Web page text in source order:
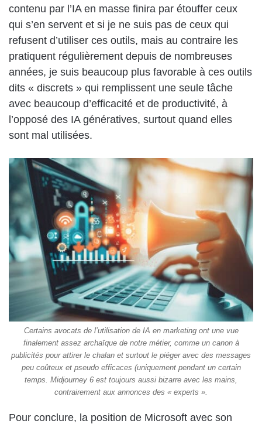
contenu par l’IA en masse finira par étouffer ceux
qui s’en servent et si je ne suis pas de ceux qui
refusent d’utiliser ces outils, mais au contraire les
pratiquent régulièrement depuis de nombreuses
années, je suis beaucoup plus favorable à ces outils
dits « discrets » qui remplissent une seule tâche
avec beaucoup d’efficacité et de productivité, à
l’opposé des IA génératives, surtout quand elles
sont mal utilisées.
Certains avocats de l’utilisation de IA en marketing ont une vue
finalement assez archaïque de notre métier, comme un canon à
publicités pour attirer le chalan et surtout le piéger avec des messages
peu coûteux et pseudo efficaces (uniquement pendant un certain
temps. Midjourney 6 est toujours aussi bizarre avec les mains,
contrairement aux annonces des « experts ».
Pour conclure, la position de Microsoft avec son